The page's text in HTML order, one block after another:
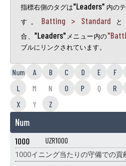
指標右側のタグは"Leaders" 内の
す。 Batting > Standard
合、 "Leaders"メニュー内の
ブルにリンクされています。
Num A B C D E F
L
M N O P Q R
X
Y Z
Num
1000 UZR1000
1000イニング当たりの守備での貢